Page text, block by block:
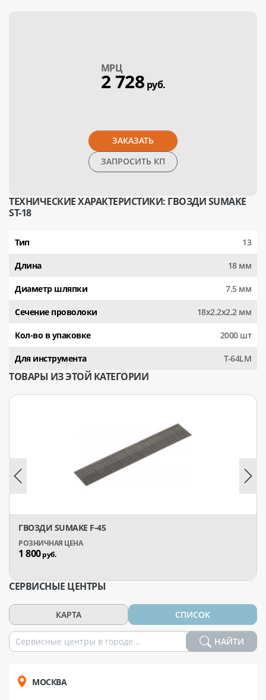
МPЦ
2 728 руб.
ЗАКАЗАТЬ
ЗАПРОСИТЬ КП
ТЕХНИЧЕСКИЕ ХАРАКТЕРИСТИКИ: ГВОЗДИ SUMAKE
ST-18
Тип 13
Длина 18 мм
Диаметр шляпки 7.5 мм
Сечение проволоки 18х2.2х2.2 мм
Кол-во в упаковке 2000 шт
Для инструмента T-64LM
ТОВАРЫ ИЗ ЭТОЙ КАТЕГОРИИ
ГВОЗДИ SUMAKE F-45
1 800руб.
СЕРВИСНЫЕ ЦЕНТРЫ
КАРТА СПИСОК
НАЙТИ
МОСКВА